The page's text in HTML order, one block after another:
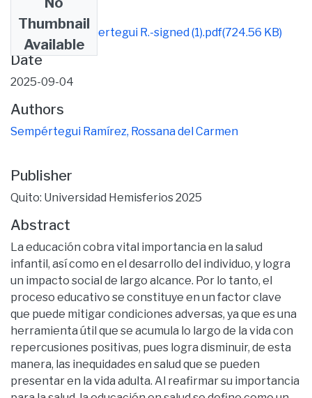
Thumbnail
Available
Tesis Final Sempertegui R.-signed (1).pdf(724.56 KB)
Date
2025-09-04
Authors
Sempértegui Ramírez, Rossana del Carmen
Publisher
Quito: Universidad Hemisferios 2025
Abstract
La educación cobra vital importancia en la salud
infantil, así como en el desarrollo del individuo, y logra
un impacto social de largo alcance. Por lo tanto, el
proceso educativo se constituye en un factor clave
que puede mitigar condiciones adversas, ya que es una
herramienta útil que se acumula lo largo de la vida con
repercusiones positivas, pues logra disminuir, de esta
manera, las inequidades en salud que se pueden
presentar en la vida adulta. Al reafirmar su importancia